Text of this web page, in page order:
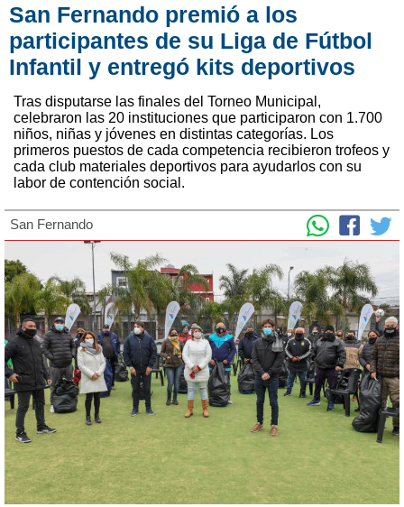
San Fernando premió a los
participantes de su Liga de Fútbol
Infantil y entregó kits deportivos
Tras disputarse las finales del Torneo Municipal,
celebraron las 20 instituciones que participaron con 1.700
niños, niñas y jóvenes en distintas categorías. Los
primeros puestos de cada competencia recibieron trofeos y
cada club materiales deportivos para ayudarlos con su
labor de contención social.
San Fernando